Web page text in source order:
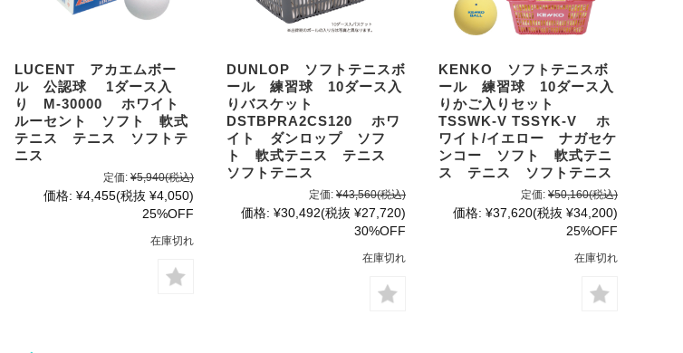
LUCENT アカエムボー
ル 公認球 1ダース入
り M-30000 ホワイト
ルーセント ソフト 軟式
テニス テニス ソフトテ
ニス
定価: ¥5,940(税込)
価格: ¥4,455(税抜 ¥4,050)
25%OFF
在庫切れ
DUNLOP ソフトテニスボ
ール 練習球 10ダース入
りバスケット
DSTBPRA2CS120 ホワ
イト ダンロップ ソフ
ト 軟式テニス テニス
ソフトテニス
定価: ¥43,560(税込)
価格: ¥30,492(税抜 ¥27,720)
30%OFF
在庫切れ
KENKO ソフトテニスボ
ール 練習球 10ダース入
りかご入りセット
TSSWK-V TSSYK-V ホ
ワイト/イエロー ナガセケ
ンコー ソフト 軟式テニ
ス テニス ソフトテニス
定価: ¥50,160(税込)
価格: ¥37,620(税抜 ¥34,200)
25%OFF
在庫切れ